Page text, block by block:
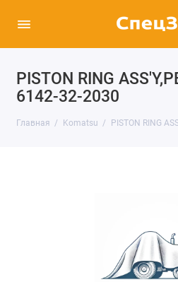
PISTON RING
6142-32-2030
Главная Komatsu PISTON RING